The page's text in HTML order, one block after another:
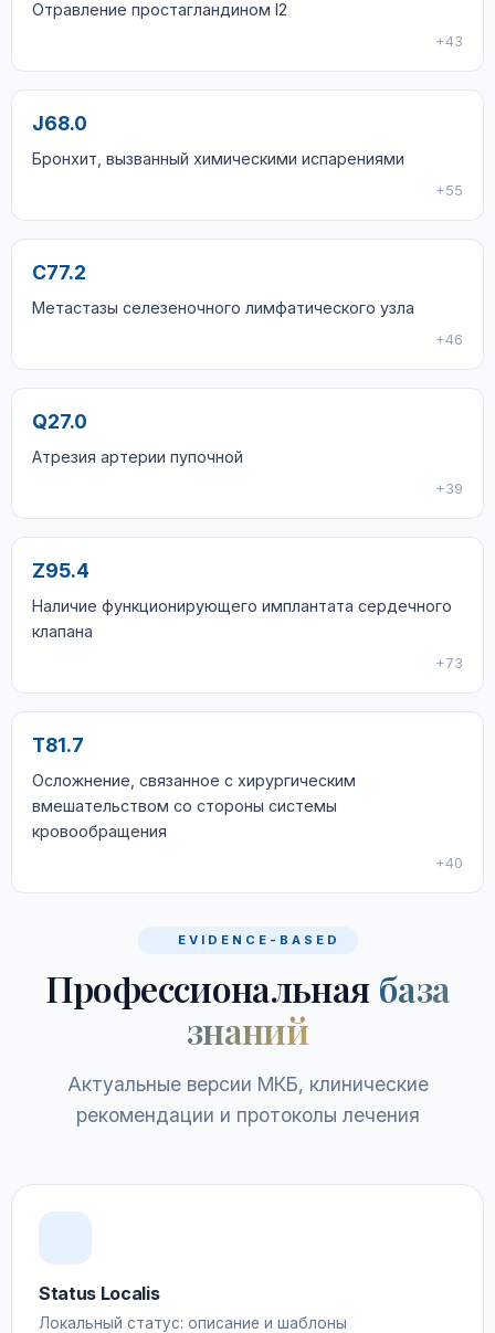
Отравление простагландином I2
+43
J68.0
Бронхит, вызванный химическими испарениями
+55
C77.2
Метастазы селезеночного лимфатического узла
+46
Q27.0
Атрезия артерии пупочной
+39
Z95.4
Наличие функционирующего имплантата сердечного
клапана
+73
T81.7
Осложнение, связанное с хирургическим
вмешательством со стороны системы
кровообращения
+40
EVIDENCE-BASED
Профессиональная база
знаний
Актуальные версии МКБ, клинические
рекомендации и протоколы лечения
Status Localis
Локальный статус: описание и шаблоны